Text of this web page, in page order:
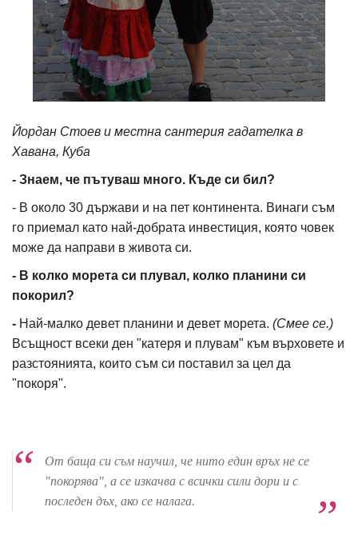
Йордан Стоев и местна сантерия гадателка в
Хавана, Куба
- Знаем, че пътуваш много. Къде си бил?
- В около 30 държави и на пет континента. Винаги съм
го приемал като най-добрата инвестиция, която човек
може да направи в живота си.
- В колко морета си плувал, колко планини си
покорил?
- Най-малко девет планини и девет морета. (Смее се.)
Всъщност всеки ден "катеря и плувам" към върховете и
разстоянията, които съм си поставил за цел да
"покоря".
От баща си съм научил, че нито един връх не се
"покорява", а се изкачва с всички сили дори и с
последен дъх, ако се налага.